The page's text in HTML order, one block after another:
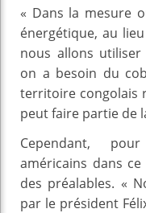
« Dans la mesure
énergétique, au
nous allons
on a besoin du
territoire congolais
peut faire partie de
Cependant,
américains dans
des préalables. «
par le président